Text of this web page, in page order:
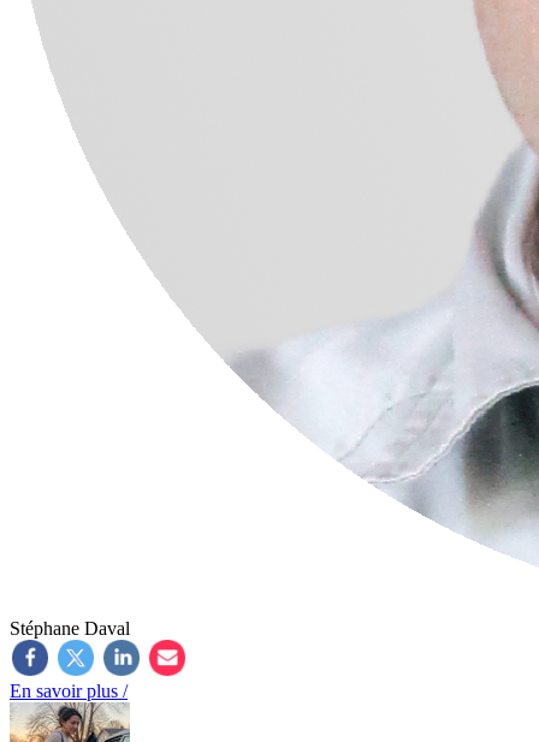
Stéphane Daval
En savoir plus /